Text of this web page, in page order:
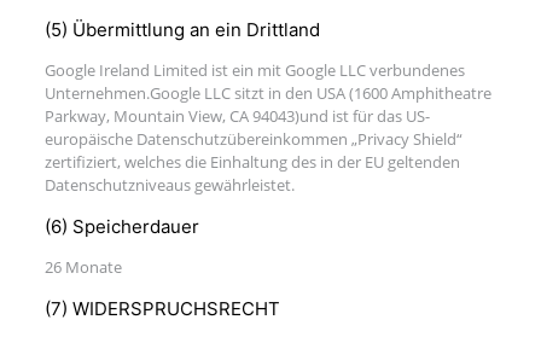
(5) Übermittlung an ein Drittland
Google Ireland Limited ist ein mit Google LLC verbundenes
Unternehmen.Google LLC sitzt in den USA (1600 Amphitheatre
Parkway, Mountain View, CA 94043)und ist für das US-
europäische Datenschutzübereinkommen „Privacy Shield“
zertifiziert, welches die Einhaltung des in der EU geltenden
Datenschutzniveaus gewährleistet.
(6) Speicherdauer
26 Monate
(7) WIDERSPRUCHSRECHT